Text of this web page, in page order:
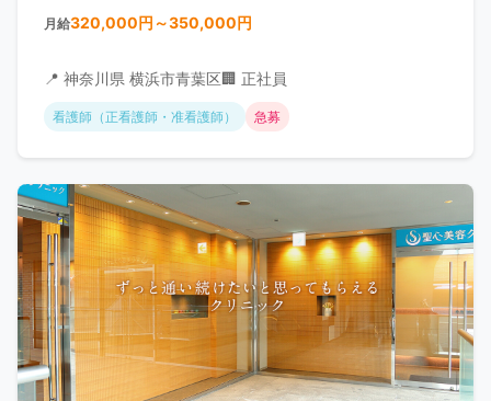
月給320,000円～350,000円
📍 神奈川県 横浜市青葉区🏢 正社員
看護師（正看護師・准看護師） 急募